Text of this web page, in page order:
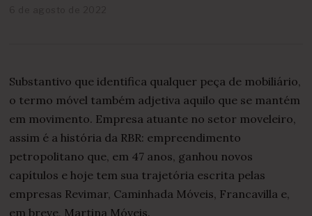
s
t
d
e
0
2
Substantivo que identifica qualquer peça de mobiliário,
o termo móvel também adjetiva aquilo que se mantém
em movimento. Empresa atuante no setor moveleiro,
assim é a história da RBR: empreendimento
petropolitano que, em 47 anos, ganhou novos
capítulos e hoje tem sua trajetória escrita pelas
empresas Revimar, Caminhada Móveis, Francavilla e,
em breve, Martina Móveis.